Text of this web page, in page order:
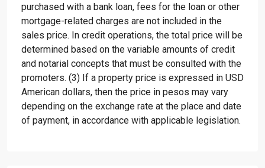
purchased with a bank loan, fees for the loan or other
mortgage-related charges are not included in the
sales price. In credit operations, the total price will be
determined based on the variable amounts of credit
and notarial concepts that must be consulted with the
promoters. (3) If a property price is expressed in USD
American dollars, then the price in pesos may vary
depending on the exchange rate at the place and date
of payment, in accordance with applicable legislation.